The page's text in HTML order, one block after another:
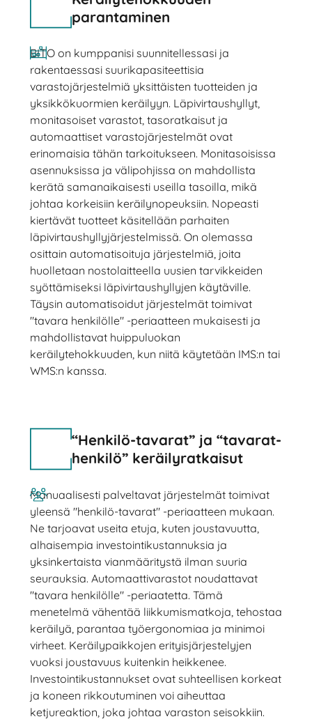
parantaminen
BITO on kumppanisi suunnitellessasi ja
rakentaessasi suurikapasiteettisia
varastojärjestelmiä yksittäisten tuotteiden ja
yksikkökuormien keräilyyn. Läpivirtaushyllyt,
monitasoiset varastot, tasoratkaisut ja
automaattiset varastojärjestelmät ovat
erinomaisia tähän tarkoitukseen. Monitasoisissa
asennuksissa ja välipohjissa on mahdollista
kerätä samanaikaisesti useilla tasoilla, mikä
johtaa korkeisiin keräilynopeuksiin. Nopeasti
kiertävät tuotteet käsitellään parhaiten
läpivirtaushyllyjärjestelmissä. On olemassa
osittain automatisoituja järjestelmiä, joita
huolletaan nostolaitteella uusien tarvikkeiden
syöttämiseksi läpivirtaushyllyjen käytäville.
Täysin automatisoidut järjestelmät toimivat
"tavara henkilölle" -periaatteen mukaisesti ja
mahdollistavat huippuluokan
keräilytehokkuuden, kun niitä käytetään IMS:n tai
WMS:n kanssa.
“Henkilö-tavarat” ja “tavarat-
henkilö” keräilyratkaisut
Manuaalisesti palveltavat järjestelmät toimivat
yleensä "henkilö-tavarat" -periaatteen mukaan.
Ne tarjoavat useita etuja, kuten joustavuutta,
alhaisempia investointikustannuksia ja
yksinkertaista vianmääritystä ilman suuria
seurauksia. Automaattivarastot noudattavat
"tavara henkilölle" -periaatetta. Tämä
menetelmä vähentää liikkumismatkoja, tehostaa
keräilyä, parantaa työergonomiaa ja minimoi
virheet. Keräilypaikkojen erityisjärjestelyjen
vuoksi joustavuus kuitenkin heikkenee.
Investointikustannukset ovat suhteellisen korkeat
ja koneen rikkoutuminen voi aiheuttaa
ketjureaktion, joka johtaa varaston seisokkiin.